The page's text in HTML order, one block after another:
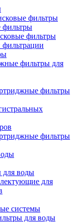
фильтры
фильтры
фильтры
фильтры для
фильтры
фильтры
для воды
для
системы
для воды